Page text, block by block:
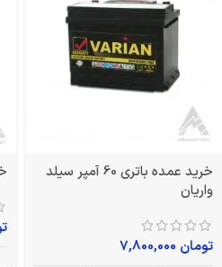
خرید عمده باتری 60 آمپر سیلد
واریان
تومان